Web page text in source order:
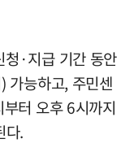
청·지급 기간 동안
가능하고, 주민센
터 오후 6시까지
다.